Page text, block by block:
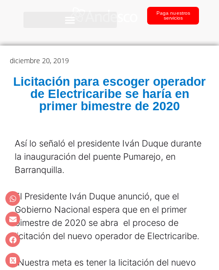
Paga nuestros
servicios
diciembre 20, 2019
Licitación para escoger operador
de Electricaribe se haría en
primer bimestre de 2020
Así lo señaló el presidente Iván Duque durante
la inauguración del puente Pumarejo, en
Barranquilla.
El Presidente Iván Duque anunció, que el
Gobierno Nacional espera que en el primer
bimestre de 2020 se abra el proceso de
licitación del nuevo operador de Electricaribe.
“Nuestra meta es tener la licitación del nuevo